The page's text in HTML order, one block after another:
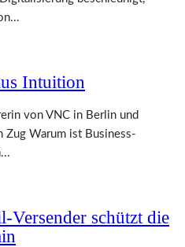
Intuition
von VNC in Berlin und
Zug Warum ist Business-
schützt die